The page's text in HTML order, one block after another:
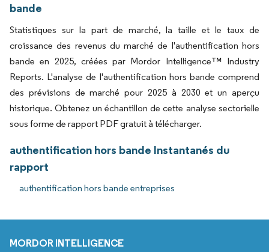
bande
Statistiques sur la part de marché, la taille et le taux de
croissance des revenus du marché de l'authentification hors
bande en 2025, créées par Mordor Intelligence™ Industry
Reports. L'analyse de l'authentification hors bande comprend
des prévisions de marché pour 2025 à 2030 et un aperçu
historique. Obtenez un échantillon de cette analyse sectorielle
sous forme de rapport PDF gratuit à télécharger.
authentification hors bande Instantanés du
rapport
authentification hors bande entreprises
MORDOR INTELLIGENCE